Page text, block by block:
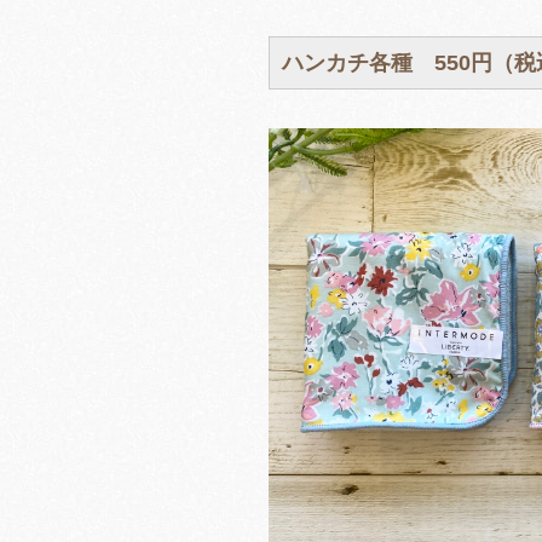
ハンカチ各種 550円（税